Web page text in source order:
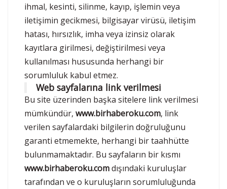
ihmal, kesinti, silinme, kayıp, işlemin veya
iletişimin gecikmesi, bilgisayar virüsü, iletişim
hatası, hırsızlık, imha veya izinsiz olarak
kayıtlara girilmesi, değiştirilmesi veya
kullanılması hususunda herhangi bir
sorumluluk kabul etmez.
Web sayfalarına link verilmesi
Bu site üzerinden başka sitelere link verilmesi
mümkündür, www.birhaberoku.com, link
verilen sayfalardaki bilgilerin doğruluğunu
garanti etmemekte, herhangi bir taahhütte
bulunmamaktadır. Bu sayfaların bir kısmı
www.birhaberoku.comdışındaki kuruluşlar
tarafından ve o kuruluşların sorumluluğunda